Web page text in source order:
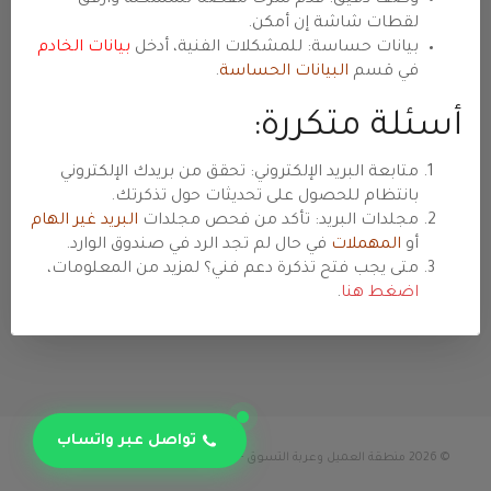
المبيعات والاستفسارات
عروض وأسعار ومواصفات وخطط ترقية
واستشارات شراء. أمثلة: اختيار خطة مناسبة،
تسعير VPS/كلاود، متطلبات خاصة.
الفوترة والمدفوعات
فواتير ومدفوعات وتجديدات وترقيات/تخفيضات
ورصيد الحساب. أمثلة: سؤال عن فاتورة، تأكيد
دفع، تغيير دورة الفوترة.
© 2026 منطقة العميل وعربة التسوق - استضافة حياة. All Rights Reserved.
تواصل عبر واتساب
لقطات شاشة إن أمكن.
بيانات حساسة: للمشكلات الفنية، أدخل بيانات الخادم
في قسم البيانات الحساسة.
أسئلة متكررة:
متابعة البريد الإلكتروني: تحقق من بريدك الإلكتروني
بانتظام للحصول على تحديثات حول تذكرتك.
مجلدات البريد: تأكد من فحص مجلدات البريد غير الهام
أو المهملات في حال لم تجد الرد في صندوق الوارد.
متى يجب فتح تذكرة دعم فني؟ لمزيد من المعلومات،
اضغط هنا.